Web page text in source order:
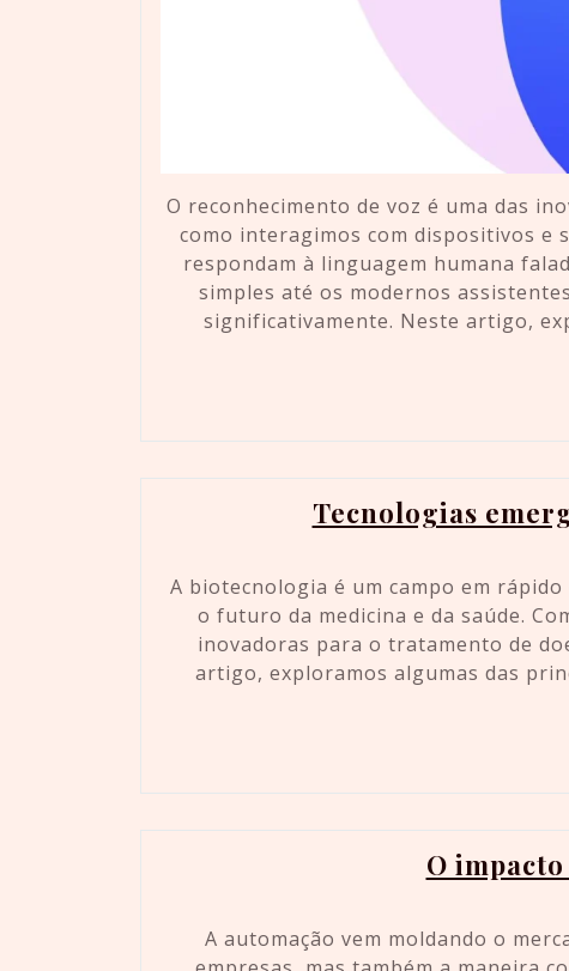
O reconhecimento de voz é uma das
como interagimos com dispositivos e
respondam à linguagem humana
simples até os modernos
significativamente. Neste artigo,
Tecnologias
A biotecnologia é um campo em
o futuro da medicina e da saúde.
inovadoras para o tratamento de
artigo, exploramos algumas das
O
A automação vem moldando o